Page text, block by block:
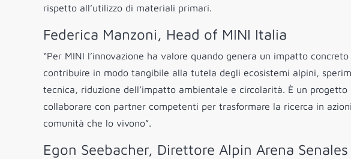
rispetto all’utilizzo di materiali primari.
Federica Manzoni, Head of MINI Italia
“Per MINI l’innovazione ha valore quando genera un impatto
contribuire in modo tangibile alla tutela degli ecosistemi alpini,
tecnica, riduzione dell’impatto ambientale e circolarità. È un
collaborare con partner competenti per trasformare la ricerca in
comunità che lo vivono”.
Egon Seebacher, Direttore Alpin Arena Senales